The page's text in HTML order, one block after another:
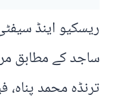
ریسکیو اینڈ
ساجد کے مطابق
ترنڈہ محمد پناہ،